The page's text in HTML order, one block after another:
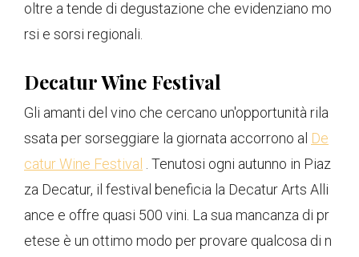
oltre a tende di degustazione che evidenziano mo
rsi e sorsi regionali.
Decatur Wine Festival
Gli amanti del vino che cercano un'opportunità rila
ssata per sorseggiare la giornata accorrono al De
catur Wine Festival . Tenutosi ogni autunno in Piaz
za Decatur, il festival beneficia la Decatur Arts Alli
ance e offre quasi 500 vini. La sua mancanza di pr
etese è un ottimo modo per provare qualcosa di n